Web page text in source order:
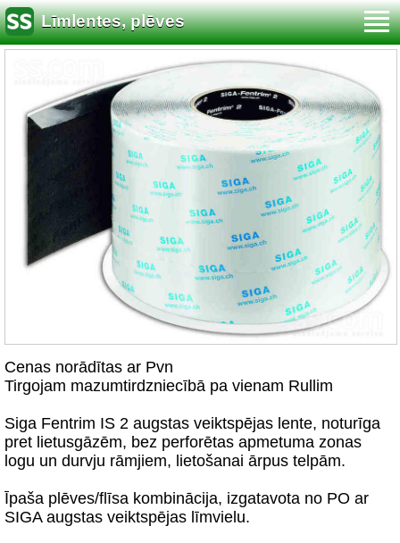
Līmlentes, plēves
Cenas norādītas ar Pvn
Tirgojam mazumtirdzniecībā pa vienam Rullim
Siga Fentrim IS 2 augstas veiktspējas lente, noturīga
pret lietusgāzēm, bez perforētas apmetuma zonas
logu un durvju rāmjiem, lietošanai ārpus telpām.
Īpaša plēves/flīsa kombinācija, izgatavota no PO ar
SIGA augstas veiktspējas līmvielu.